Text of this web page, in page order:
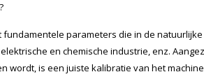
parameters die in de
en chemische industrie, enz.
wordt, is een juiste kalibratie van het